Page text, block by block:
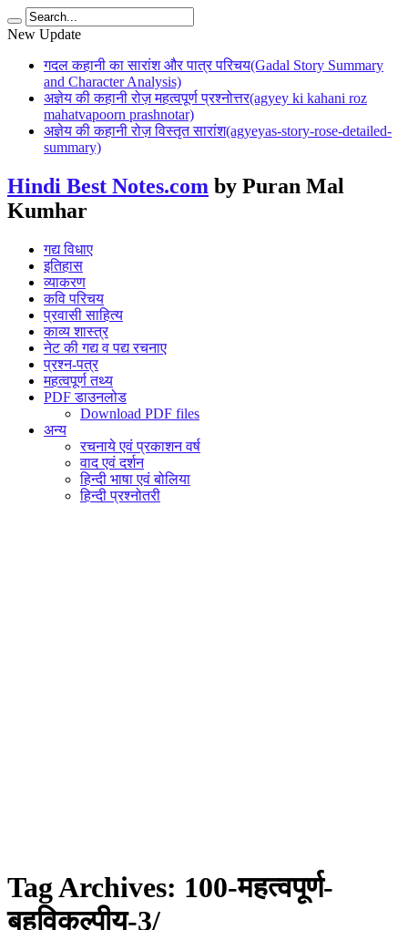
New Update
गदल कहानी का सारांश और पात्र परिचय(Gadal Story Summary
and Character Analysis)
अज्ञेय की कहानी रोज़ महत्वपूर्ण प्रश्नोत्तर(agyey ki kahani roz
mahatvapoorn prashnotar)
अज्ञेय की कहानी रोज़ विस्तृत सारांश(agyeyas-story-rose-detailed-
summary)
Hindi Best Notes.com by Puran Mal
Kumhar
गद्य विधाए
इतिहास
व्याकरण
कवि परिचय
प्रवासी साहित्य
काव्य शास्त्र
नेट की गद्य व पद्य रचनाए
प्रश्न-पत्र
महत्वपूर्ण तथ्य
PDF डाउनलोड
Download PDF files
अन्य
रचनाये एवं प्रकाशन वर्ष
वाद एवं दर्शन
हिन्दी भाषा एवं बोलिया
हिन्दी प्रश्नोतरी
Tag Archives: 100-महत्वपूर्ण-
बहुविकल्पीय-3/